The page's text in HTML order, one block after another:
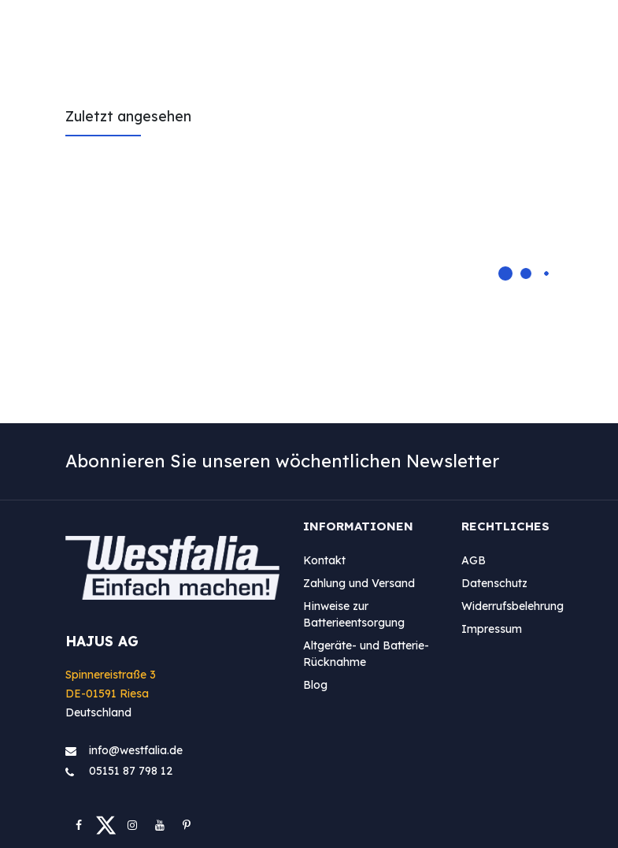
Zuletzt angesehen
Abonnieren Sie unseren wöchentlichen Newsletter
HAJUS AG
Spinnereistraße 3
DE-01591 Riesa
Deutschland
info@westfa​lia.de
05151 87 798 12
INFORMATIONEN
Kontakt
Zahlung und Versand
Hinweise zur
Batterieentsorgung
Altgeräte- und Batterie-
Rücknahme
Blog
RECHTLICHES
AGB
Datenschutz
Widerrufsbelehrung
Impressum